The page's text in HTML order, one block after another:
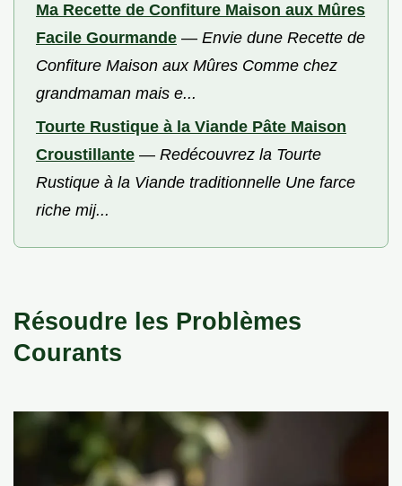
Ma Recette de Confiture Maison aux Mûres
Facile Gourmande — Envie dune Recette de
Confiture Maison aux Mûres Comme chez
grandmaman mais e...
Tourte Rustique à la Viande Pâte Maison
Croustillante — Redécouvrez la Tourte
Rustique à la Viande traditionnelle Une farce
riche mij...
Résoudre les Problèmes
Courants